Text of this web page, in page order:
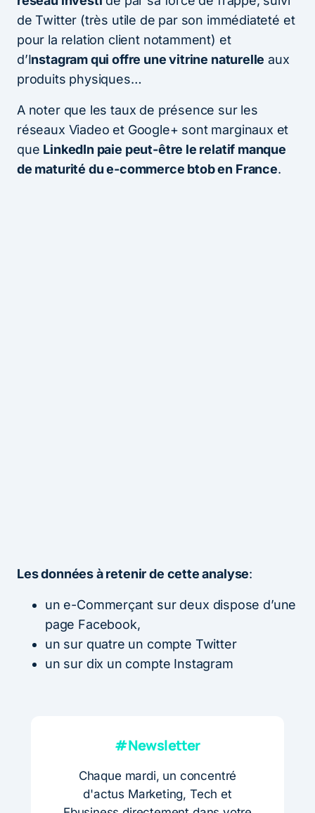
de Twitter (très utile de par son immédiateté et
pour la relation client notamment) et
d’Instagram qui offre une vitrine naturelle aux
produits physiques…
A noter que les taux de présence sur les
réseaux Viadeo et Google+ sont marginaux et
que LinkedIn paie peut-être le relatif manque
de maturité du e-commerce btob en France.
Les données à retenir de cette analyse:
un e-Commerçant sur deux dispose d’une
page Facebook,
un sur quatre un compte Twitter
un sur dix un compte Instagram
#Newsletter
Chaque mardi, un concentré
d'actus Marketing, Tech et